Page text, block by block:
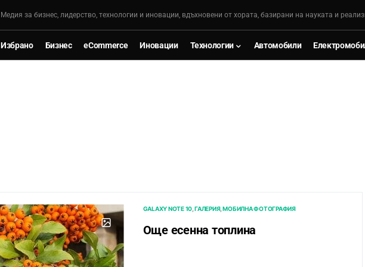
Mедия за бизнес, лидерство, технологии и иновации, вдъхновени от хората, базирани на науката и
Избрано Бизнес eCommerce Иновации Технологии Автомобили
GALAXY NOTE 10 ГАЛЕРИЯ МОБИЛНА ФОТОГРАФИЯ
Още есенна топлина